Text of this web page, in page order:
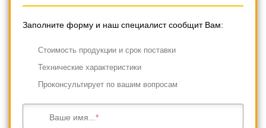
Заполните форму и наш специалист сообщит Вам:
Cтоимость продукции и срок поставки
Технические характеристики
Проконсультирует по вашим вопросам
Ваше имя...